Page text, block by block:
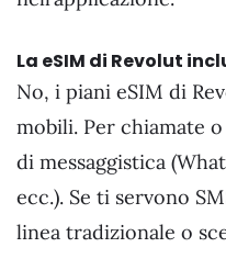
La eSIM di Revolut
No, i piani eSIM di
mobili. Per chiamate
di messaggistica
ecc.). Se ti servono
linea tradizionale o